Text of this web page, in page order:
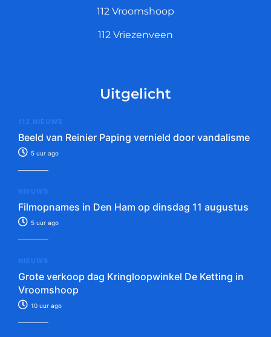
112 Vroomshoop
112 Vriezenveen
Uitgelicht
112 NIEUWS
Beeld van Reinier Paping vernield door vandalisme
5 uur ago
NIEUWS
Filmopnames in Den Ham op dinsdag 11 augustus
5 uur ago
NIEUWS
Grote verkoop dag Kringloopwinkel De Ketting in
Vroomshoop
10 uur ago